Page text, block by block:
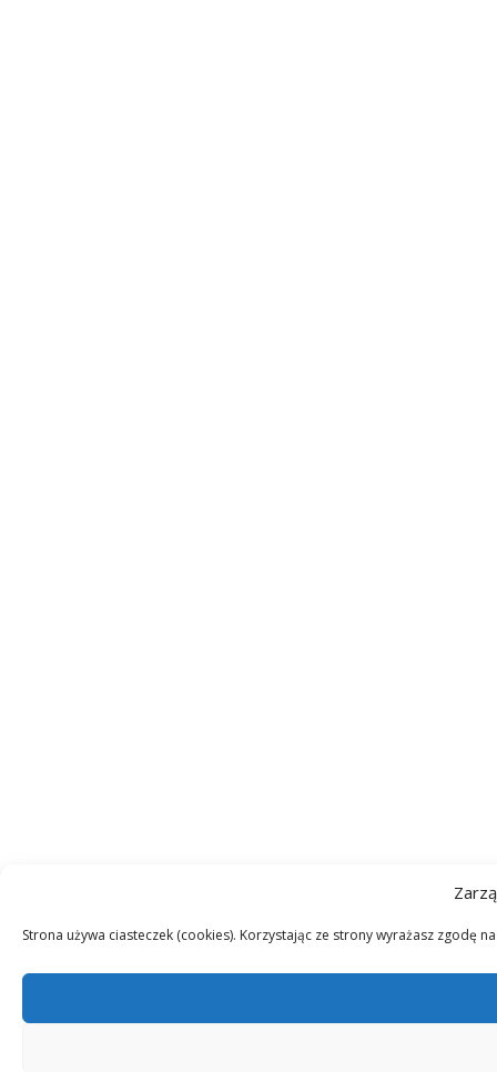
Strona używa ciasteczek (cookies). Korzystając ze strony wyrażasz zgodę